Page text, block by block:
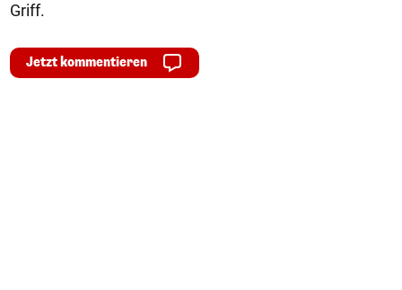
Griff.
Jetzt kommentieren